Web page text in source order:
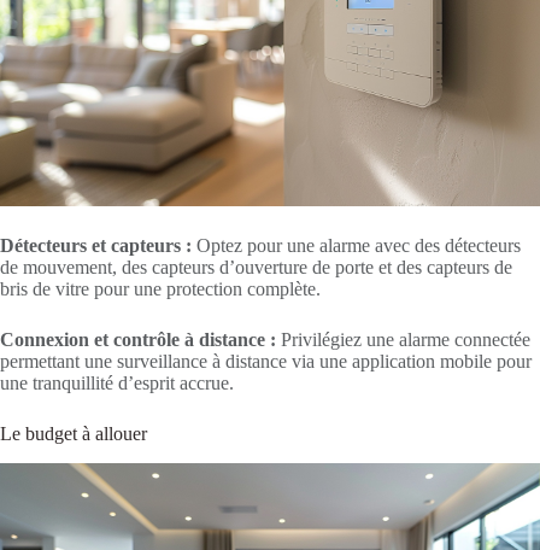
Détecteurs et capteurs : Optez pour une alarme avec des détecteurs
de mouvement, des capteurs d’ouverture de porte et des capteurs de
bris de vitre pour une protection complète.
Connexion et contrôle à distance : Privilégiez une alarme connectée
permettant une surveillance à distance via une application mobile pour
une tranquillité d’esprit accrue.
Le budget à allouer